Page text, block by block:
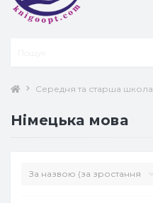
Середня та старша школа
Німецька мова